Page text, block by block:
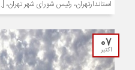
استاندارتهران، رئیس شورای شهر تهران،
07
اکتبر